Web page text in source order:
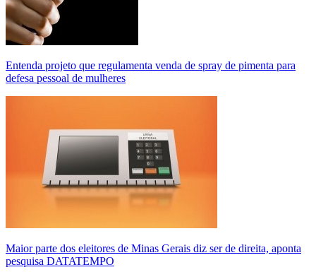
Entenda projeto que regulamenta venda de spray de pimenta para
defesa pessoal de mulheres
Maior parte dos eleitores de Minas Gerais diz ser de direita, aponta
pesquisa DATATEMPO